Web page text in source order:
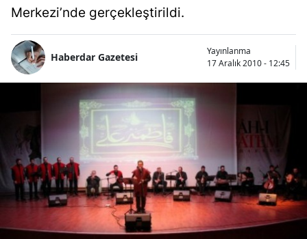
Merkezi’nde gerçekleştirildi.
Haberdar Gazetesi
Yayınlanma
17 Aralık 2010 - 12:45